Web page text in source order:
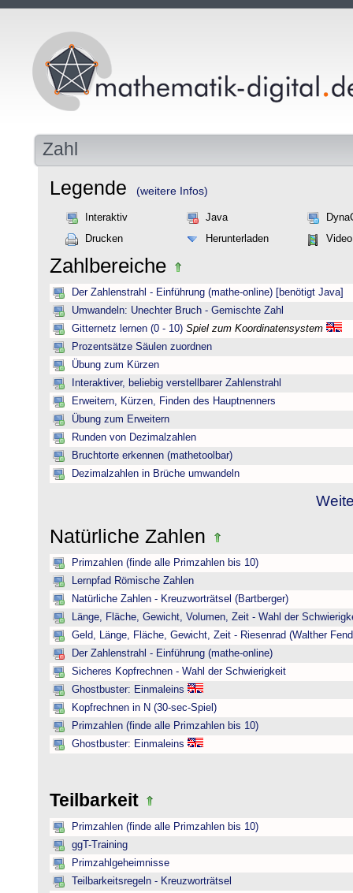
Zahl
Legende (weitere Infos)
Interaktiv Java
Drucken
Herunterladen Video
Zahlbereiche
Der Zahlenstrahl - Einführung (mathe-online) [benötigt Java]
Umwandeln: Unechter Bruch - Gemischte Zahl
Gitternetz lernen (0 - 10) Spiel zum Koordinatensystem
Prozentsätze Säulen zuordnen
Übung zum Kürzen
Interaktiver, beliebig verstellbarer Zahlenstrahl
Erweitern, Kürzen, Finden des Hauptnenners
Übung zum Erweitern
Runden von Dezimalzahlen
Bruchtorte erkennen (mathetoolbar)
Dezimalzahlen in Brüche umwandeln
Natürliche Zahlen
Primzahlen (finde alle Primzahlen bis 10)
Lernpfad Römische Zahlen
Natürliche Zahlen - Kreuzworträtsel (Bartberger)
Länge, Fläche, Gewicht, Volumen, Zeit - Wahl der
Geld, Länge, Fläche, Gewicht, Zeit - Riesenrad (Walther
Der Zahlenstrahl - Einführung (mathe-online)
Sicheres Kopfrechnen - Wahl der Schwierigkeit
Ghostbuster: Einmaleins
Kopfrechnen in N (30-sec-Spiel)
Primzahlen (finde alle Primzahlen bis 10)
Ghostbuster: Einmaleins
Teilbarkeit
Primzahlen (finde alle Primzahlen bis 10)
ggT-Training
Primzahlgeheimnisse
Teilbarkeitsregeln - Kreuzworträtsel